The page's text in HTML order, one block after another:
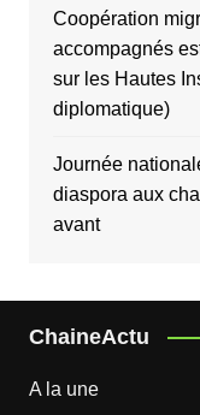
Coopération
accompagnés
sur les Hautes
diplomatique)
Journée
diaspora aux
avant
ChaineActu
A la une